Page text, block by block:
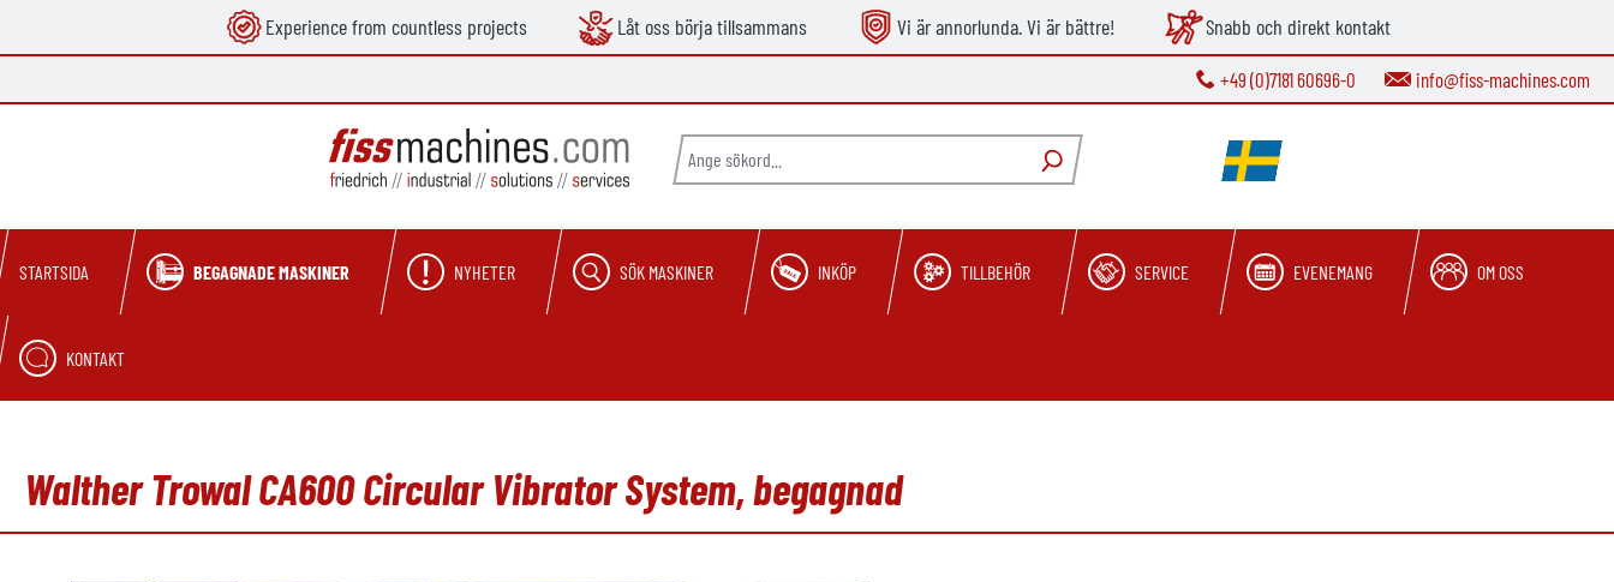
Hoppa till huvudnavigeringExperience from countless projects Låt oss börja tillsammans Vi är annorlunda. Vi är bättre! Snabb och direkt kontakt
+49 (0)7181 60696-0 info@fiss-machines.com
STARTSIDA BEGAGNADE MASKINER NYHETER SÖK MASKINER INKÖP TILLBEHÖR SERVICE EVENEMANG OM OSS
KONTAKT
Walther Trowal CA600 Circular Vibrator System, begagnad